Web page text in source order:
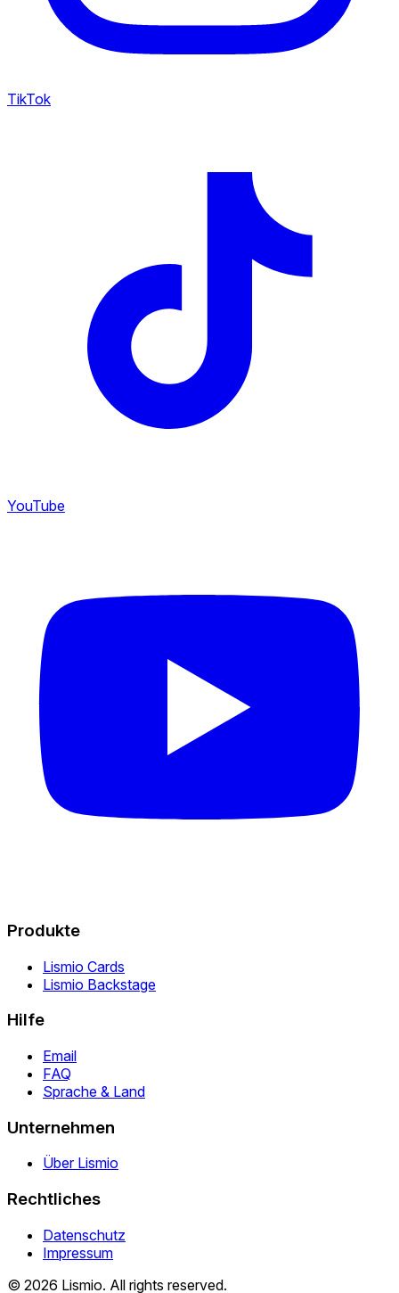
TikTok
YouTube
Produkte
Lismio Cards
Lismio Backstage
Hilfe
Email
FAQ
Sprache & Land
Unternehmen
Über Lismio
Rechtliches
Datenschutz
Impressum
© 2026 Lismio. All rights reserved.